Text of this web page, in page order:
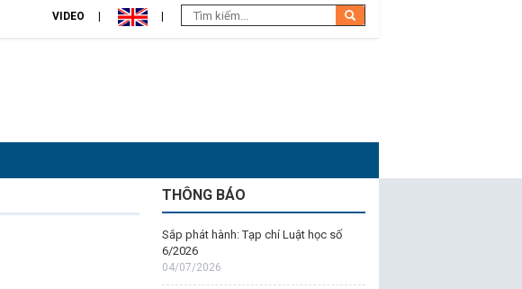
VIDEO
THÔNG BÁO
Sắp phát hành: Tạp chí Luật học số
6/2026
04/07/2026